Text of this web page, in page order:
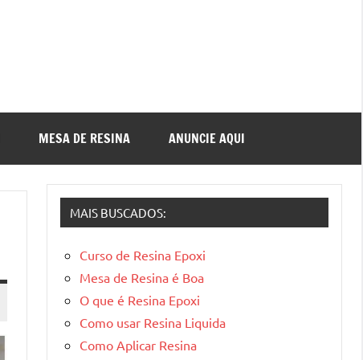
MESA DE RESINA ANUNCIE AQUI
MAIS BUSCADOS:
Curso de Resina Epoxi
Mesa de Resina é Boa
O que é Resina Epoxi
Como usar Resina Liquida
Como Aplicar Resina